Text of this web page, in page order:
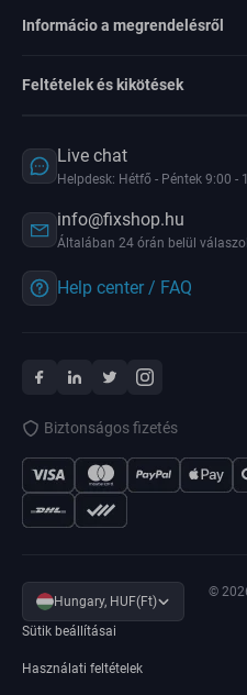
Informácio a megrendelésről
Feltételek és kikötések
Live chat
Helpdesk: Hétfő - Péntek 9:00 -
info@fixshop.hu
Általában 24 órán belül
Help center / FAQ
Biztonságos fizetés
Hungary, HUF(Ft)
Sütik beállításai
Használati feltételek
©